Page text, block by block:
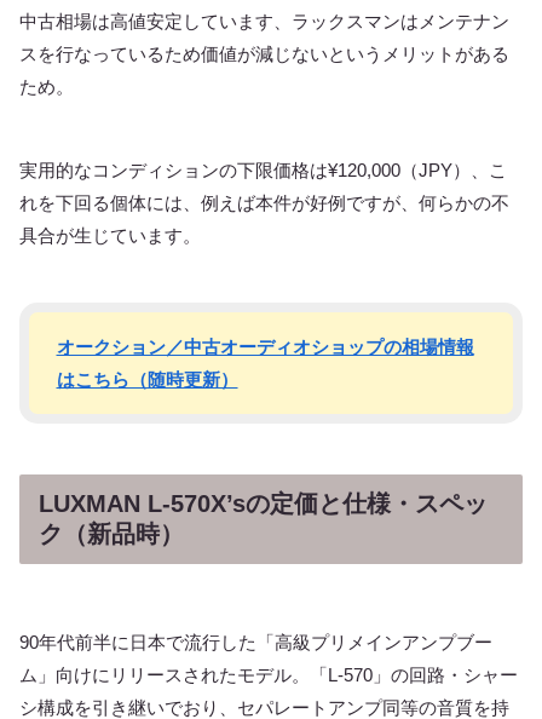
中古相場は高値安定しています、ラックスマンはメンテナン
スを行なっているため価値が減じないというメリットがある
ため。
実用的なコンディションの下限価格は¥120,000（JPY）、こ
れを下回る個体には、例えば本件が好例ですが、何らかの不
具合が生じています。
オークション／中古オーディオショップの相場情報
はこちら（随時更新）
LUXMAN L-570X’sの定価と仕様・スペッ
ク（新品時）
90年代前半に日本で流行した「高級プリメインアンプブー
ム」向けにリリースされたモデル。「L-570」の回路・シャー
シ構成を引き継いでおり、セパレートアンプ同等の音質を持